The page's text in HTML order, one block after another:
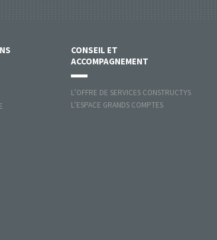
CONSEIL ET
ACCOMPAGNEMENT
L’OFFRE DE SERVICES CONSTRUCTYS
L’ESPACE GRANDS COMPTES